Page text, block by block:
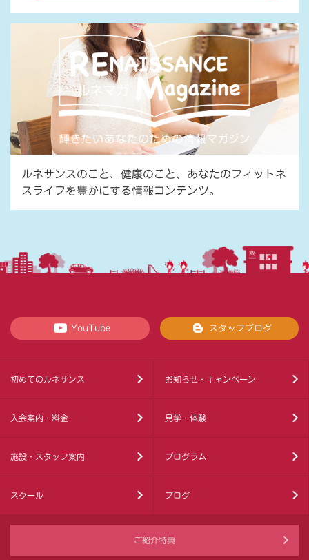
ルネサンスのこと、健康のこと、あなたのフィットネ
スライフを豊かにする情報コンテンツ。
YouTube スタッフブログ
初めてのルネサンス お知らせ・キャンペーン
入会案内・料金 見学・体験
施設・スタッフ案内 プログラム
スクール ブログ
ご紹介特典